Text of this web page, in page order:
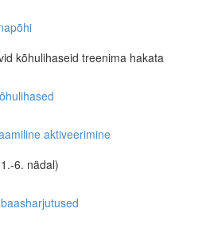
kõhulihaseid treenima hakata
aktiveerimine
6. nädal)